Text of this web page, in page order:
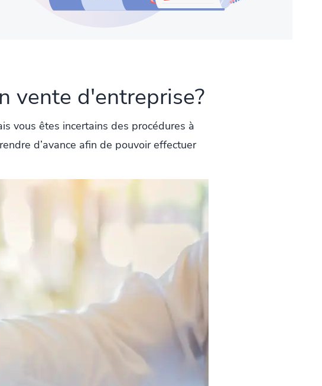
vente d'entreprise?
vous êtes incertains des procédures à
d’avance afin de pouvoir effectuer